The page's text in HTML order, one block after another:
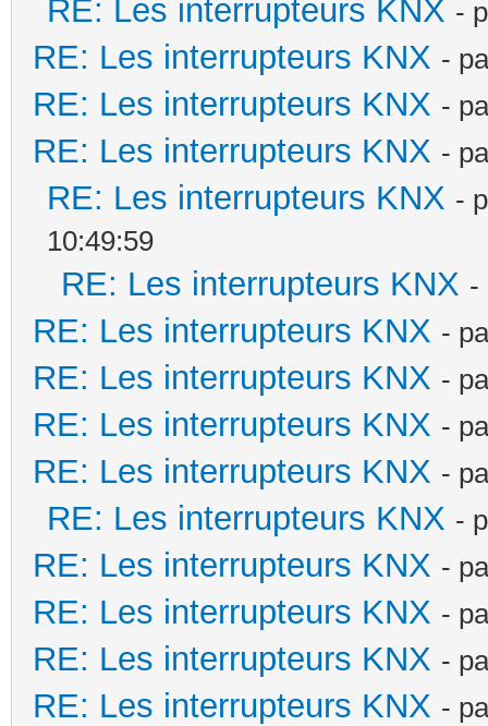
RE: Les interrupteurs KNX -
RE: Les interrupteurs KNX -
RE: Les interrupteurs KNX -
RE: Les interrupteurs KNX -
RE: Les interrupteurs KNX -
10:49:59
RE: Les interrupteurs KNX -
RE: Les interrupteurs KNX -
RE: Les interrupteurs KNX -
RE: Les interrupteurs KNX -
RE: Les interrupteurs KNX -
RE: Les interrupteurs KNX -
RE: Les interrupteurs KNX -
RE: Les interrupteurs KNX -
RE: Les interrupteurs KNX -
RE: Les interrupteurs KNX -